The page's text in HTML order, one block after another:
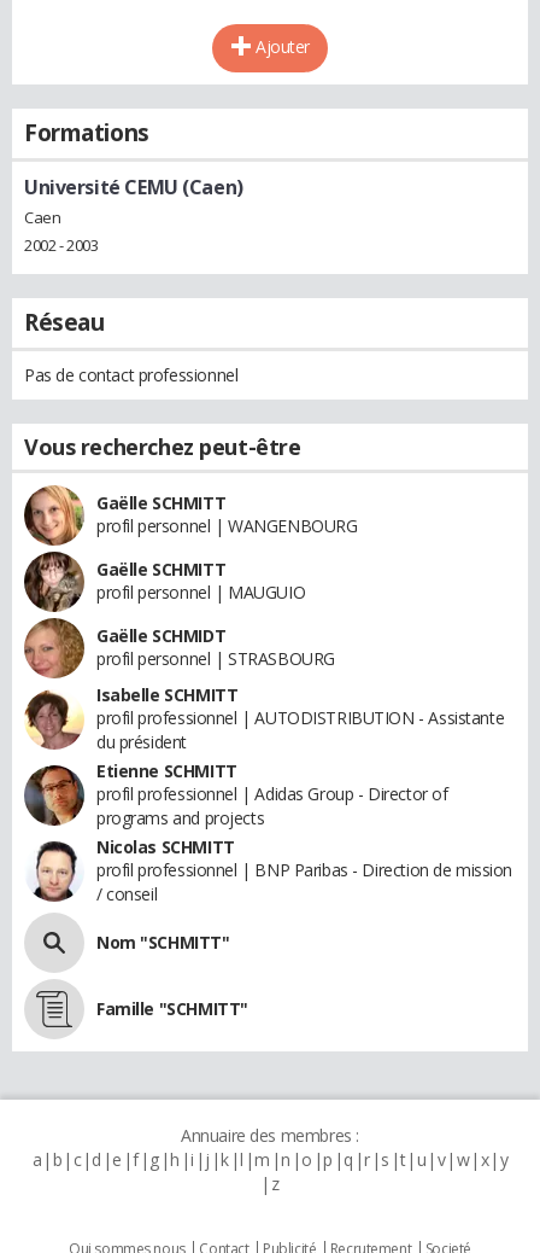
Ajouter
Formations
Université CEMU (Caen)
Caen
2002 - 2003
Réseau
Pas de contact professionnel
Vous recherchez peut-être
Gaëlle SCHMITT
profil personnel | WANGENBOURG
Gaëlle SCHMITT
profil personnel | MAUGUIO
Gaëlle SCHMIDT
profil personnel | STRASBOURG
Isabelle SCHMITT
profil professionnel | AUTODISTRIBUTION - Assistante
du président
Etienne SCHMITT
profil professionnel | Adidas Group - Director of
programs and projects
Nicolas SCHMITT
profil professionnel | BNP Paribas - Direction de mission
/ conseil
Nom "SCHMITT"
Famille "SCHMITT"
Annuaire des membres :
a b c d e f g h i j k l m n o p q r s t u v w x y
z